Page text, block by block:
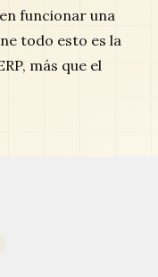
funcionar una
todo esto es la
más que el